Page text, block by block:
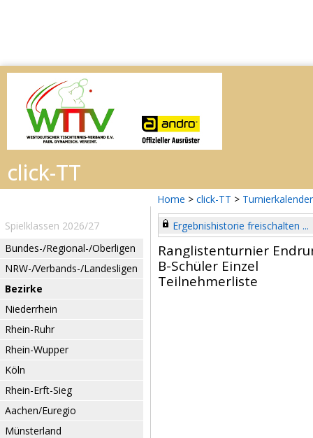
Home > click-TT > Turnierkalender
Spielklassen 2026/27
Bundes-/Regional-/Oberligen
NRW-/Verbands-/Landesligen
Bezirke
Niederrhein
Rhein-Ruhr
Rhein-Wupper
Köln
Rhein-Erft-Sieg
Aachen/Euregio
Münsterland
Ergebnishistorie freischalten ...
Ranglistenturnier
B-Schüler Einzel
Teilnehmerliste